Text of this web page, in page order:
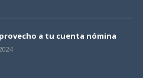
a tu cuenta nómina